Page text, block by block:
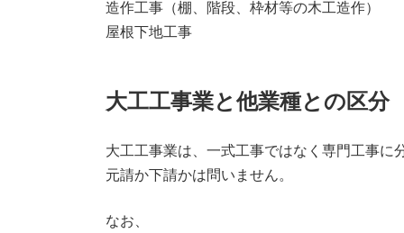
造作工事（棚、階段、枠材等の木工造作）
屋根下地工事
大工工事業と他業種との区分
大工工事業は、一式工事ではなく専門工事に
元請か下請かは問いません。
なお、